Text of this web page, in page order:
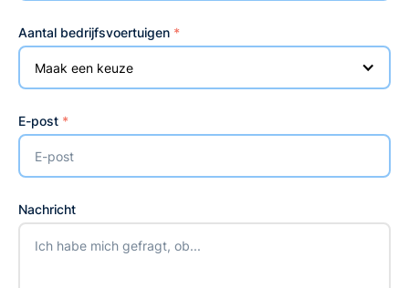
Aantal bedrijfsvoertuigen *
Maak een keuze
E-post *
Nachricht